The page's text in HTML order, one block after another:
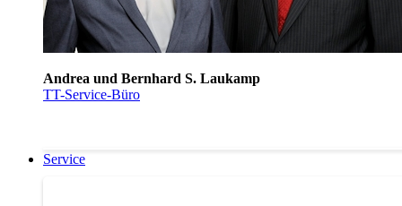
Andrea und Bernhard S. Laukamp
TT-Service-Büro
Service